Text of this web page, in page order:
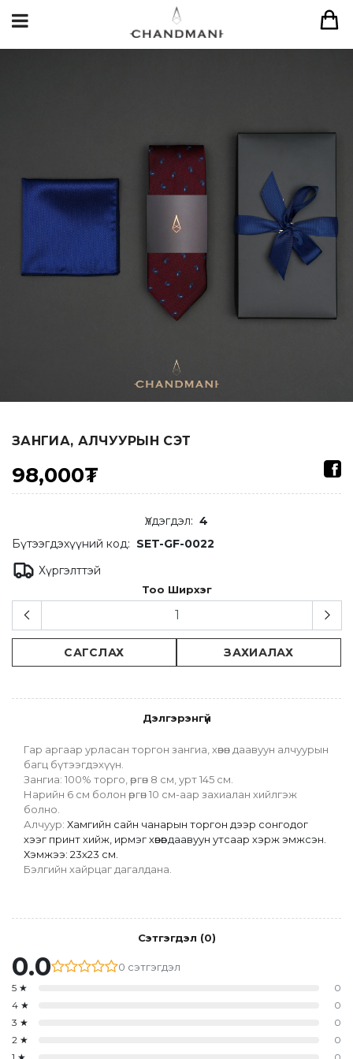
ЗАНГИА, АЛЧУУРЫН СЭТ
98,000₮
Үлдэгдэл: 4
Бүтээгдэхүүний код: SET-GF-0022
Хүргэлттэй
Тоо Ширхэг
САГСЛАХ ЗАХИАЛАХ
Дэлгэрэнгүй
Гар аргаар урласан торгон зангиа, хөвөн даавуун алчуурын
багц бүтээгдэхүүн.
Зангиа: 100% торго, өргөн 8 см, урт 145 см.
Нарийн 6 см болон өргөн 10 см-аар захиалан хийлгэж
болно.
Алчуур: Хамгийн сайн чанарын торгон дээр сонгодог
хээг принт хийж, ирмэг хөвөөг даавуун утсаар хэрж эмжсэн.
Хэмжээ: 23х23 см.
Бэлгийн хайрцаг дагалдана.
Сэтгэгдэл (0)
0.0 0 сэтгэгдэл
5 ★
0
4 ★
0
3 ★
0
2 ★
0